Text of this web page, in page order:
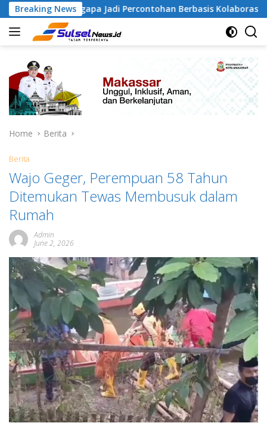
Skip
to
content
Breaking NewsJadi Percontohan Berbasis Kolaborasi Warga
Home Berita
Berita
Wajo Geger, Perempuan 58 Tahun
Ditemukan Tewas Membusuk dalam
Rumah
Admin
June 2, 2026